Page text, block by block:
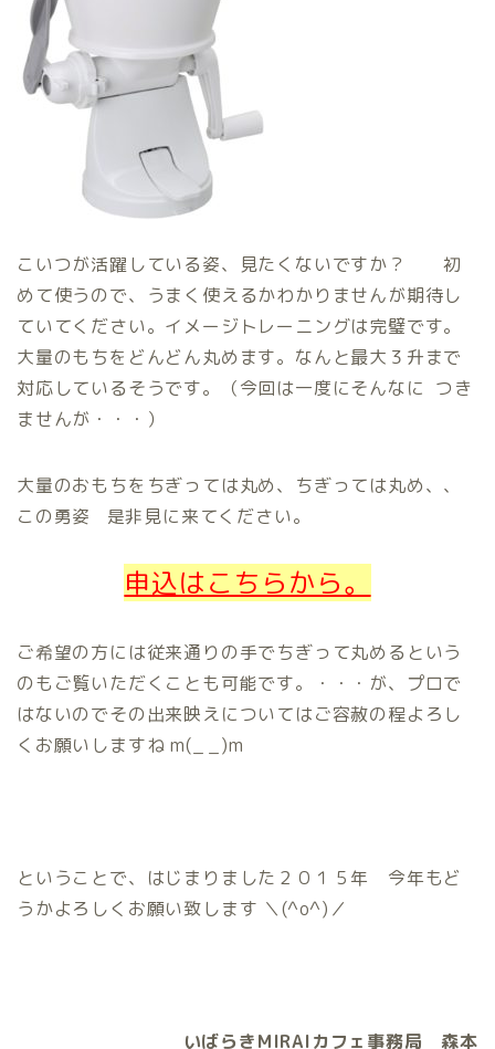
こいつが活躍している姿、見たくないですか？ 初
めて使うので、うまく使えるかわかりませんが期待し
ていてください。イメージトレーニングは完璧です。
大量のもちをどんどん丸めます。なんと最大３升まで
対応しているそうです。（今回は一度にそんなに つき
ませんが・・・）
大量のおもちをちぎっては丸め、ちぎっては丸め、、
この勇姿 是非見に来てください。
申込はこちらから。
ご希望の方には従来通りの手でちぎって丸めるという
のもご覧いただくことも可能です。・・・が、プロで
はないのでその出来映えについてはご容赦の程よろし
くお願いしますね m(_ _)m
ということで、はじまりました２０１５年 今年もど
うかよろしくお願い致します ＼(^o^)／
いばらきMIRAIカフェ事務局 森本